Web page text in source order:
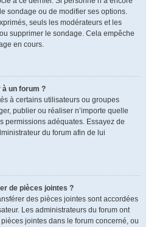
sondage ou de modifier ses options.
seuls les modérateurs et les
supprimer le sondage. Cela empêche
en cours.
à un forum ?
à certains utilisateurs ou groupes
publier ou réaliser n’importe quelle
permissions adéquates. Essayez de
du forum afin de lui
de pièces jointes ?
des pièces jointes sont accordées
Les administrateurs du forum ont
jointes dans le forum concerné, ou